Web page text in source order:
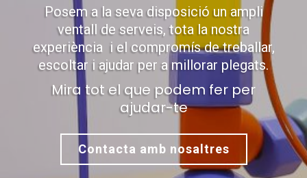
Posem a la seva disposició un ampli
ventall de serveis, tota la nostra
experiència i el compromís de treballar,
escoltar i ajudar per a millorar plegats.
Mira tot el que podem fer per
ajudar-te
Contacta amb nosaltres